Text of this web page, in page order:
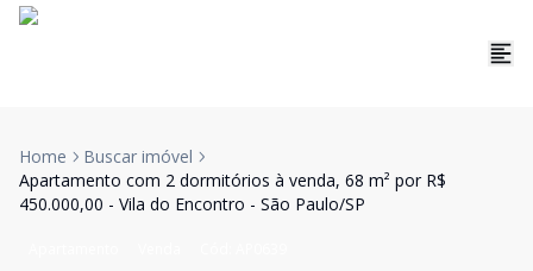
Home
Buscar imóvel
Apartamento com 2 dormitórios à venda, 68 m² por R$
450.000,00 - Vila do Encontro - São Paulo/SP